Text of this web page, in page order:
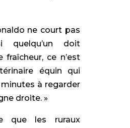
ne court pas
quelqu’un doit
fraîcheur, ce n’est
équin qui
à regarder
droite. »
que les ruraux